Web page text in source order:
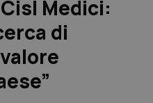
Medici:
di